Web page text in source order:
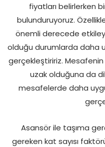
fiyatları belirlerken
bulunduruyoruz.
önemli derecede
olduğu durumlarda daha
gerçekleştiririz.
uzak olduğuna da
mesafelerde daha
Asansör ile taşıma
gereken kat sayısı